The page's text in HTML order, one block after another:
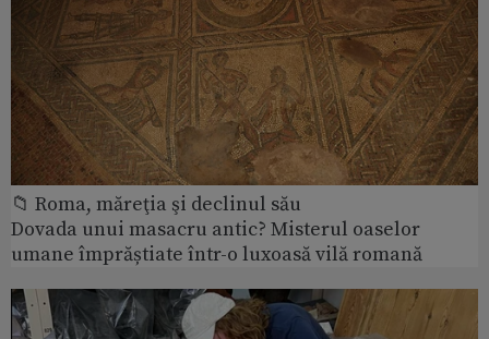
📁 Roma, măreţia şi declinul său
Dovada unui masacru antic? Misterul oaselor
umane împrăștiate într-o luxoasă vilă romană